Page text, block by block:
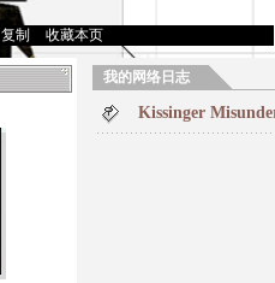
复制 收藏本页
我的网络日志
Kissinger